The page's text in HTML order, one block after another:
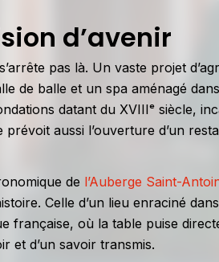
d’avenir
pas là. Un vaste projet
de balle et un spa aménagé
datant du XVIIIᵉ siècle,
prévoit aussi l’ouverture d’un
de l’Auberge Saint-
Celle d’un lieu enraciné
française, où la table puise
et d’un savoir transmis.